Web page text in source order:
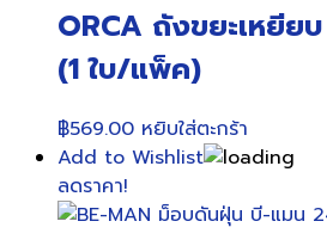
ORCA ถังขยะเหยีย
(1 ใบ/แพ็ค)
฿569.00 หยิบใส่ตะกร้า
Add to Wishlist
ลดราคา!